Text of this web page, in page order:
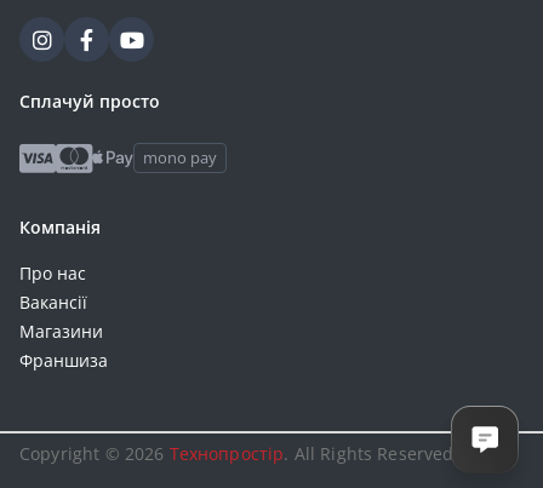
Сплачуй просто
mono pay
Компанія
Про нас
Вакансії
Магазини
Франшиза
Copyright © 2026 Технопростір. All Rights Reserved